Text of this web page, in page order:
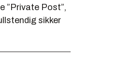
”Private Post”,
sikker